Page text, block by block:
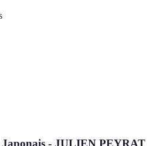
Japonais - JULIEN PEYRAT